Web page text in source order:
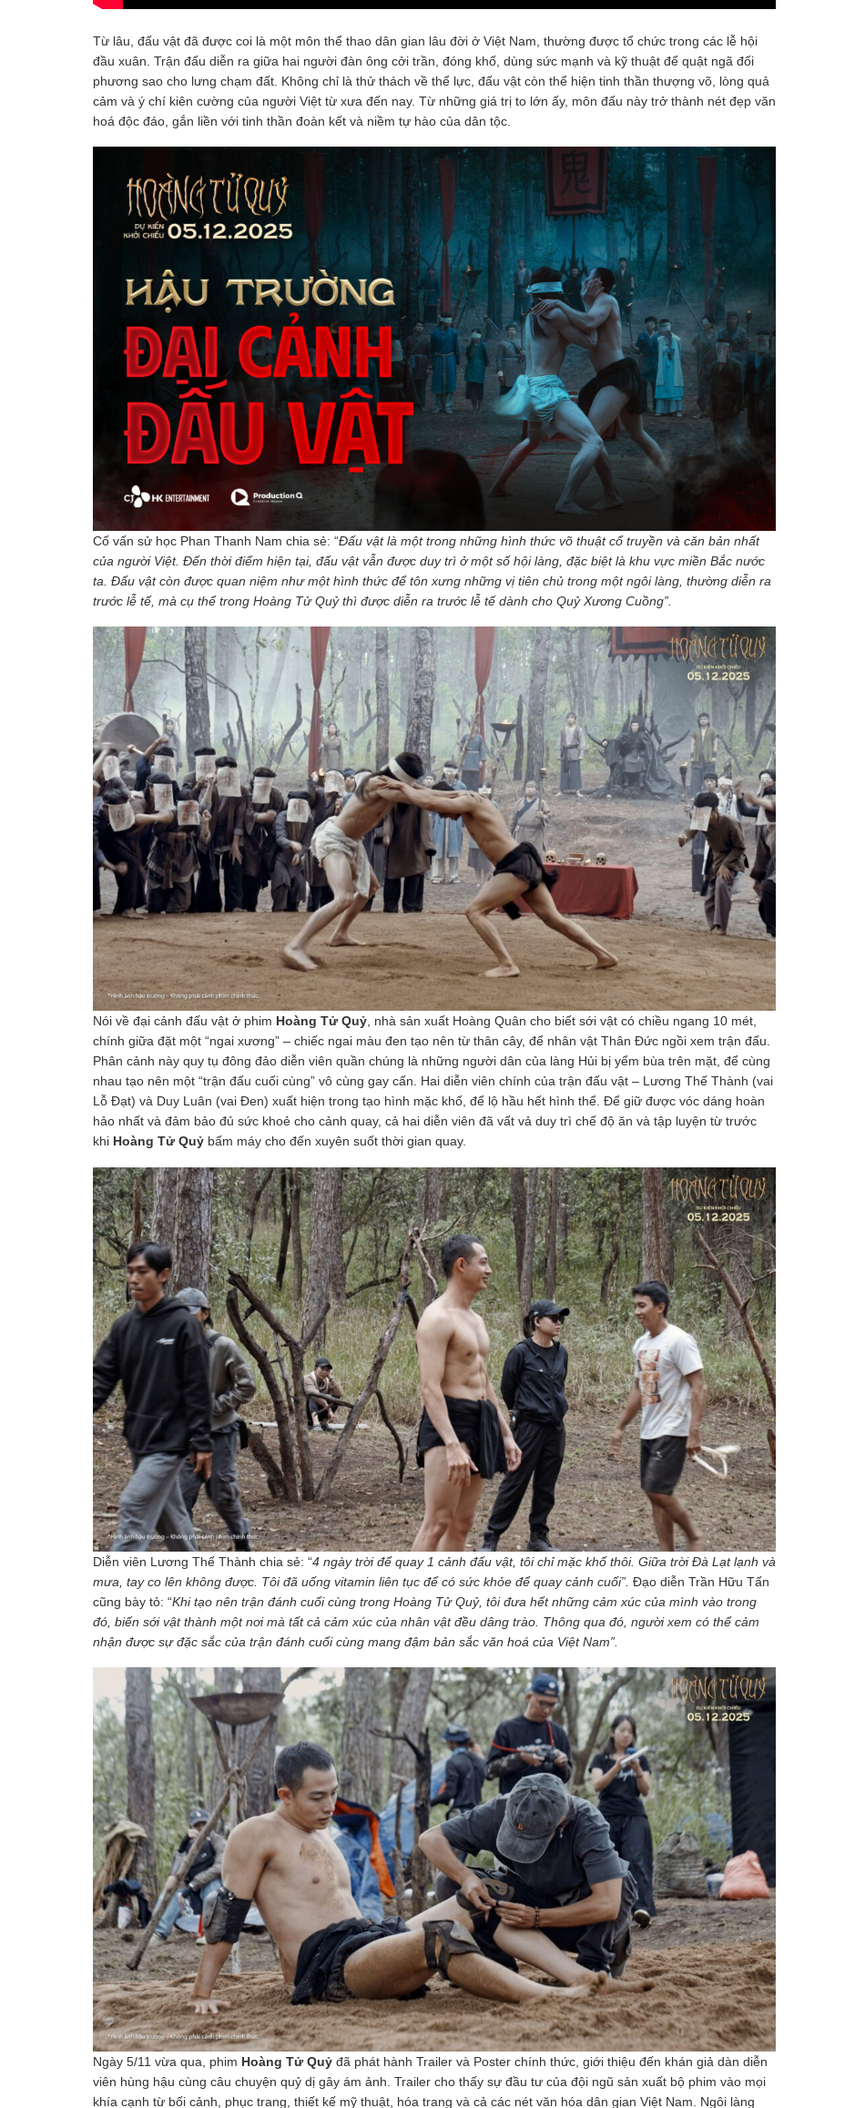
Từ lâu, đấu vật đã được coi là một môn thể thao dân gian lâu đời ở Việt Nam, thường được tổ chức trong các lễ hội
đầu xuân. Trận đấu diễn ra giữa hai người đàn ông cởi trần, đóng khố, dùng sức mạnh và kỹ thuật để quật ngã đối
phương sao cho lưng chạm đất. Không chỉ là thử thách về thể lực, đấu vật còn thể hiện tinh thần thượng võ, lòng quả
cảm và ý chí kiên cường của người Việt từ xưa đến nay. Từ những giá trị to lớn ấy, môn đấu này trở thành nét đẹp văn
hoá độc đáo, gắn liền với tinh thần đoàn kết và niềm tự hào của dân tộc.
Cố vấn sử học Phan Thanh Nam chia sẻ: “Đấu vật là một trong những hình thức võ thuật cổ truyền và căn bản nhất
của người Việt. Đến thời điểm hiện tại, đấu vật vẫn được duy trì ở một số hội làng, đặc biệt là khu vực miền Bắc nước
ta. Đấu vật còn được quan niệm như một hình thức để tôn xưng những vị tiên chủ trong một ngôi làng, thường diễn ra
trước lễ tế, mà cụ thể trong Hoàng Tử Quỷ thì được diễn ra trước lễ tế dành cho Quỷ Xương Cuồng”.
Nói về đại cảnh đấu vật ở phim Hoàng Tử Quỷ, nhà sản xuất Hoàng Quân cho biết sới vật có chiều ngang 10 mét,
chính giữa đặt một “ngai xương” – chiếc ngai màu đen tạo nên từ thân cây, để nhân vật Thân Đức ngồi xem trận đấu.
Phân cảnh này quy tụ đông đảo diễn viên quần chúng là những người dân của làng Hủi bị yểm bùa trên mặt, để cùng
nhau tạo nên một “trận đấu cuối cùng” vô cùng gay cấn. Hai diễn viên chính của trận đấu vật – Lương Thế Thành (vai
Lỗ Đạt) và Duy Luân (vai Đen) xuất hiện trong tạo hình mặc khố, để lộ hầu hết hình thể. Để giữ được vóc dáng hoàn
hảo nhất và đảm bảo đủ sức khoẻ cho cảnh quay, cả hai diễn viên đã vất vả duy trì chế độ ăn và tập luyện từ trước
khi Hoàng Tử Quỷ bấm máy cho đến xuyên suốt thời gian quay.
Diễn viên Lương Thế Thành chia sẻ: “4 ngày trời để quay 1 cảnh đấu vật, tôi chỉ mặc khố thôi. Giữa trời Đà Lạt lạnh và
mưa, tay co lên không được. Tôi đã uống vitamin liên tục để có sức khỏe để quay cảnh cuối”. Đạo diễn Trần Hữu Tấn
cũng bày tỏ: “Khi tạo nên trận đánh cuối cùng trong Hoàng Tử Quỷ, tôi đưa hết những cảm xúc của mình vào trong
đó, biến sới vật thành một nơi mà tất cả cảm xúc của nhân vật đều dâng trào. Thông qua đó, người xem có thể cảm
nhận được sự đặc sắc của trận đánh cuối cùng mang đậm bản sắc văn hoá của Việt Nam”.
Ngày 5/11 vừa qua, phim Hoàng Tử Quỷ đã phát hành Trailer và Poster chính thức, giới thiệu đến khán giả dàn diễn
viên hùng hậu cùng câu chuyện quỷ dị gây ám ảnh. Trailer cho thấy sự đầu tư của đội ngũ sản xuất bộ phim vào mọi
khía cạnh từ bối cảnh, phục trang, thiết kế mỹ thuật, hóa trang và cả các nét văn hóa dân gian Việt Nam. Ngôi làng